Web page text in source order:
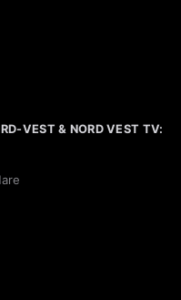
VEST & NORD VEST TV: